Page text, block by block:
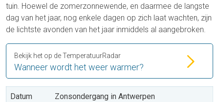
tuin. Hoewel de zomerzonnewende, en daarmee de langste
dag van het jaar, nog enkele dagen op zich laat wachten, zijn
de lichtste avonden van het jaar inmiddels al aangebroken.
Wanneer wordt het weer warmer?
Bekijk het op de TemperatuurRadar
Datum Zonsondergang in Antwerpen